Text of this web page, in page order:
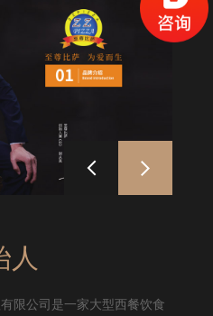
人
限公司是一家大型西餐饮食